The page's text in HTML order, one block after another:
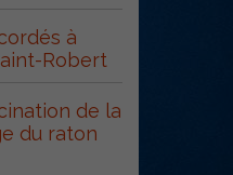
à
Robert
de la
du raton